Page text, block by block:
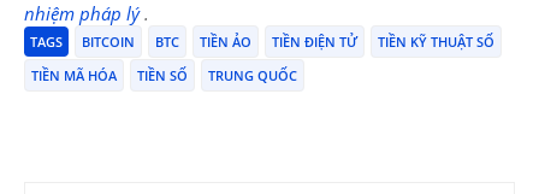
nhiệm pháp lý.
TAGS BITCOIN BTC TIỀN ẢO TIỀN ĐIỆN TỬ
TIỀN KỸ THUẬT SỐ
TIỀN MÃ HÓA
TIỀN SỐ TRUNG QUỐC